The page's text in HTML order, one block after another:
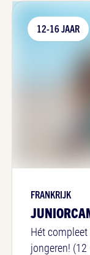
12-16 JAAR
FRANKRIJK
Hét
jongeren!